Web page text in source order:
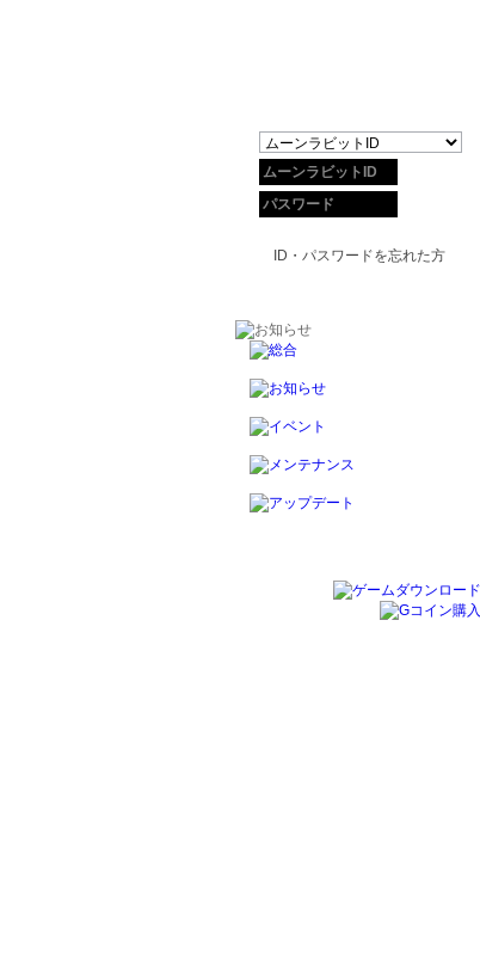
ID・パスワードを忘れた方